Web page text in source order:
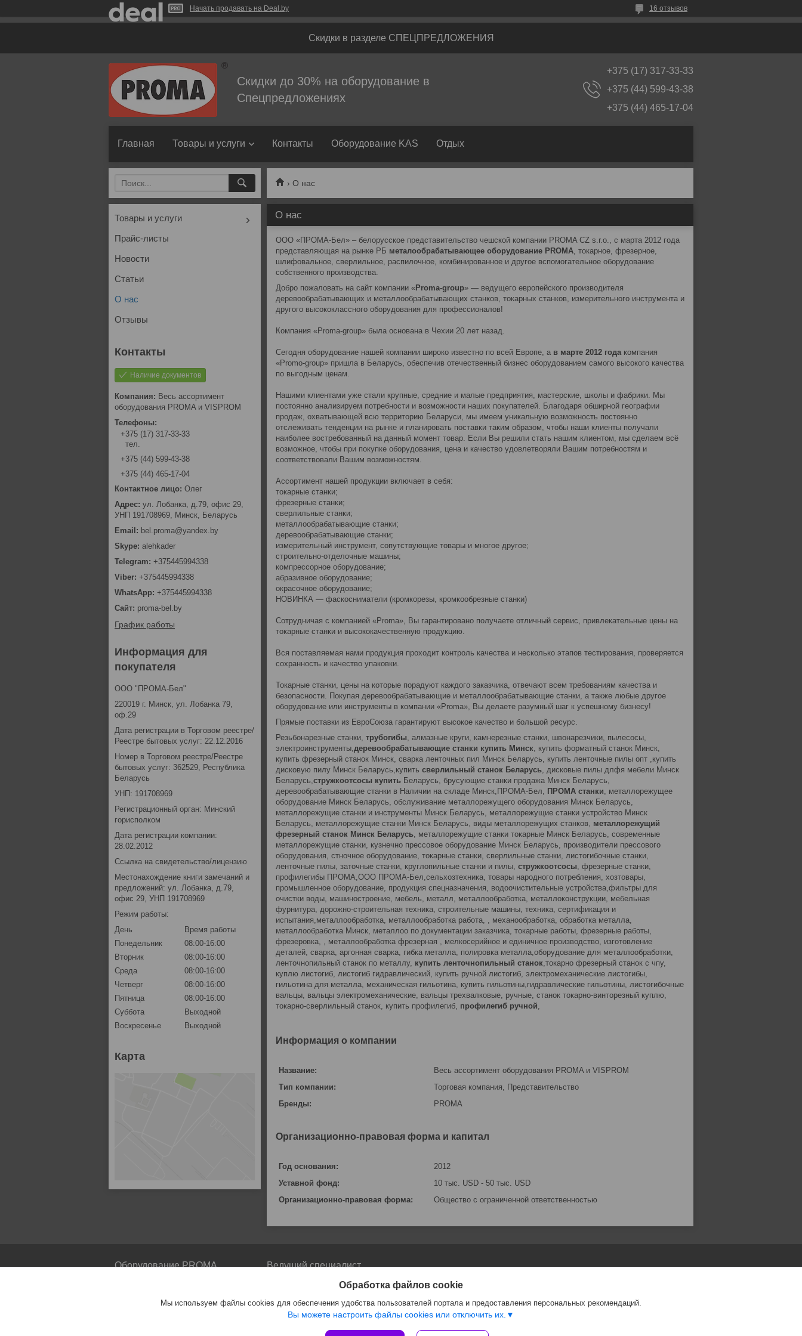
Начать продавать на Deal.by 16 отзывов
Скидки в разделе СПЕЦПРЕДЛОЖЕНИЯ
Скидки до 30% на оборудование в
Спецпредложениях
+375 (17) 317-33-33
+375 (44) 599-43-38
+375 (44) 465-17-04
Главная Товары и услуги Контакты Оборудование KAS Отдых
О нас
О нас
ООО «ПРОМА-Бел» – белорусское представительство чешской компании PROMA CZ s.r.o., с марта 2012 года
представляющая на рынке РБ металообрабатывающее оборудование PROMA, токарное, фрезерное,
шлифовальное, сверлильное, распилочное, комбинированное и другое вспомогательное оборудование
собственного производства.
Добро пожаловать на сайт компании «Proma-group» — ведущего европейского производителя
деревообрабатывающих и металлообрабатывающих станков, токарных станков, измерительного инструмента и
другого высококлассного оборудования для профессионалов!
Компания «Proma-group» была основана в Чехии 20 лет назад.
Сегодня оборудование нашей компании широко известно по всей Европе, а в марте 2012 годакомпания
«Promo-group» пришла в Беларусь, обеспечив отечественный бизнес оборудованием самого высокого качества
по выгодным ценам.
Нашими клиентами уже стали крупные, средние и малые предприятия, мастерские, школы и фабрики. Мы
постоянно анализируем потребности и возможности наших покупателей. Благодаря обширной географии
продаж, охватывающей всю территорию Беларуси, мы имеем уникальную возможность постоянно
отслеживать тенденции на рынке и планировать поставки таким образом, чтобы наши клиенты получали
наиболее востребованный на данный момент товар. Если Вы решили стать нашим клиентом, мы сделаем всё
возможное, чтобы при покупке оборудования, цена и качество удовлетворяли Вашим потребностям и
соответствовали Вашим возможностям.
Ассортимент нашей продукции включает в себя:
токарные станки;
фрезерные станки;
сверлильные станки;
металлообрабатывающие станки;
деревообрабатывающие станки;
измерительный инструмент, сопутствующие товары и многое другое;
строительно-отделочные машины;
компрессорное оборудование;
абразивное оборудование;
окрасочное оборудование;
НОВИНКА — фаскосниматели (кромкорезы, кромкообрезные станки)
Сотрудничая с компанией «Proma», Вы гарантировано получаете отличный сервис, привлекательные цены на
токарные станки и высококачественную продукцию.
Вся поставляемая нами продукция проходит контроль качества и несколько этапов тестирования, проверяется
сохранность и качество упаковки.
Токарные станки, цены на которые порадуют каждого заказчика, отвечают всем требованиям качества и
безопасности. Покупая деревообрабатывающие и металлообрабатывающие станки, а также любые другое
оборудование или инструменты в компании «Proma», Вы делаете разумный шаг к успешному бизнесу!
Прямые поставки из ЕвроСоюза гарантируют высокое качество и большой ресурс.
Резьбонарезные станки, трубогибы, алмазные круги, камнерезные станки, швонарезчики, пылесосы,
электроинструменты,деревообрабатывающие станки купить Минск, купить форматный станок Минск,
купить фрезерный станок Минск, сварка ленточных пил Минск Беларусь, купить ленточные пилы опт ,купить
дисковую пилу Минск Беларусь,купить сверлильный станок Беларусь, дисковые пилы длфя мебели Минск
Беларусь,стружкоотсосы купить Беларусь, брусующие станки продажа Минск Беларусь,
деревообрабатывающие станки в Наличии на складе Минск,ПРОМА-Бел, ПРОМА станки, металлорежущее
оборудование Минск Беларусь, обслуживание металлорежущего оборудования Минск Беларусь,
металлорежущие станки и инструменты Минск Беларусь, металлорежущие станки устройство Минск
Беларусь, металлорежущие станки Минск Беларусь, виды металлорежущих станков, металлорежущий
фрезерный станок Минск Беларусь, металлорежущие станки токарные Минск Беларусь, современные
металлорежущие станки, кузнечно прессовое оборудование Минск Беларусь, производители прессового
оборудования, стночное оборудование, токарные станки, сверлильные станки, листогибочные станки,
ленточные пилы, заточные станки, круглопильные станки и пилы, стружкоотсосы, фрезерные станки,
профилегибы ПРОМА,ООО ПРОМА-Бел,сельхозтехника, товары народного потребления, хозтовары,
промышленное оборудование, продукция спецназначения, водоочистительные устройства,фильтры для
очистки воды, машиностроение, мебель, металл, металлообработка, металлоконструкции, мебельная
фурнитура, дорожно-строительная техника, строительные машины, техника, сертификация и
испытания,металлообработка, металлообработка работа, , механообработка, обработка металла,
металлообработка Минск, металлоо по документации заказчика, токарные работы, фрезерные работы,
фрезеровка, , металлообработка фрезерная , мелкосерийное и единичное производство, изготовление
деталей, сварка, аргонная сварка, гибка металла, полировка металла,оборудование для металлообработки,
ленточнопильный станок по металлу, купить ленточнопильный станок,токарно фрезерный станок с чпу,
куплю листогиб, листогиб гидравлический, купить ручной листогиб, электромеханические листогибы,
гильотина для металла, механическая гильотина, купить гильотины,гидравлические гильотины, листогибочные
вальцы, вальцы электромеханические, вальцы трехвалковые, ручные, станок токарно-винторезный куплю,
токарно-сверлильный станок, купить профилегиб, профилегиб ручной,
Информация о компании
Название:
Весь ассортимент оборудования PROMA и VISPROM
Тип компании:
Торговая компания, Представительство
Бренды:
PROMA
Организационно-правовая форма и капитал
Год основания:
2012
Уставной фонд:
10 тыс. USD - 50 тыс. USD
Организационно-правовая форма:
Общество с ограниченной ответственностью
Товары и услуги
Прайс-листы
Новости
Статьи
О нас
Отзывы
Наличие документов
Весь ассортимент
оборудования PROMA и VISPROM
+375 (17) 317-33-33
тел.
+375 (44) 599-43-38
+375 (44) 465-17-04
Олег
ул. Лобанка, д.79, офис 29,
УНП 191708969, Минск, Беларусь
bel.proma@yandex.by
alehkader
+375445994338
+375445994338
+375445994338
proma-bel.by
График работы
Информация для
покупателя
ООО "ПРОМА-Бел"
220019 г. Минск, ул. Лобанка 79,
оф.29
Дата регистрации в Торговом реестре/
Реестре бытовых услуг: 22.12.2016
Номер в Торговом реестре/Реестре
бытовых услуг: 362529, Республика
Беларусь
УНП: 191708969
Регистрационный орган: Минский
горисполком
Дата регистрации компании:
28.02.2012
Ссылка на свидетельство/лицензию
Местонахождение книги замечаний и
предложений: ул. Лобанка, д.79,
офис 29, УНП 191708969
Режим работы:
День
Время работы
Понедельник
08:00-16:00
Вторник
08:00-16:00
Среда
08:00-16:00
Четверг
08:00-16:00
Пятница
08:00-16:00
Суббота
Выходной
Воскресенье
Выходной
Карта
Оборудование PROMA
Ведущий специалист
Олег +375445994338
Обработка файлов cookie
Мы используем файлы cookies для обеспечения удобства пользователей портала и предоставления персональных рекомендаций.
Вы можете настроить файлы cookies или отключить их.